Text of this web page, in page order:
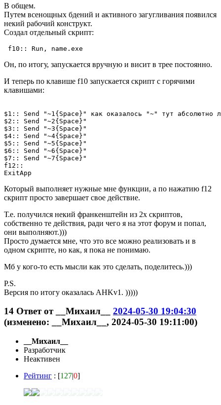
В общем.
Путем всенощных бдений и активного загугливания появился
некий рабочий конструкт.
Создал отдельный скрипт:
f10:: Run, name.exe
Он, по итогу, запускается вручную и висит в трее постоянно.
И теперь по клавише f10 запускается скрипт с горячими
клавишами:
$1:: Send "~1{Space}" как оказалось "~" тут абсолютно
$2:: Send "~2{Space}"
$3:: Send "~3{Space}"
$4:: Send "~4{Space}"
$5:: Send "~5{Space}"
$6:: Send "~6{Space}"
$7:: Send "~7{Space}"
f12::
Который выполняет нужные мне функции, а по нажатию f12
скрипт просто завершает свое действие.
Т.е. получился некий франкенштейн из 2х скриптов,
собственно те действия, ради чего я на этот форум и попал,
они выполняют.)))
Просто думается мне, что это все можно реализовать и в
одном скрипте, но как, я пока не понимаю.
Мб у кого-то есть мысли как это сделать, поделитесь.)))
P.S.
Версия по итогу оказалась AHKv1. )))))
14 Ответ от __Михаил__
2024-05-30 19:04:30
(изменено: __Михаил__, 2024-05-30 19:11:00)
__Михаил__
Разработчик
Неактивен
Рейтинг : [127|0]